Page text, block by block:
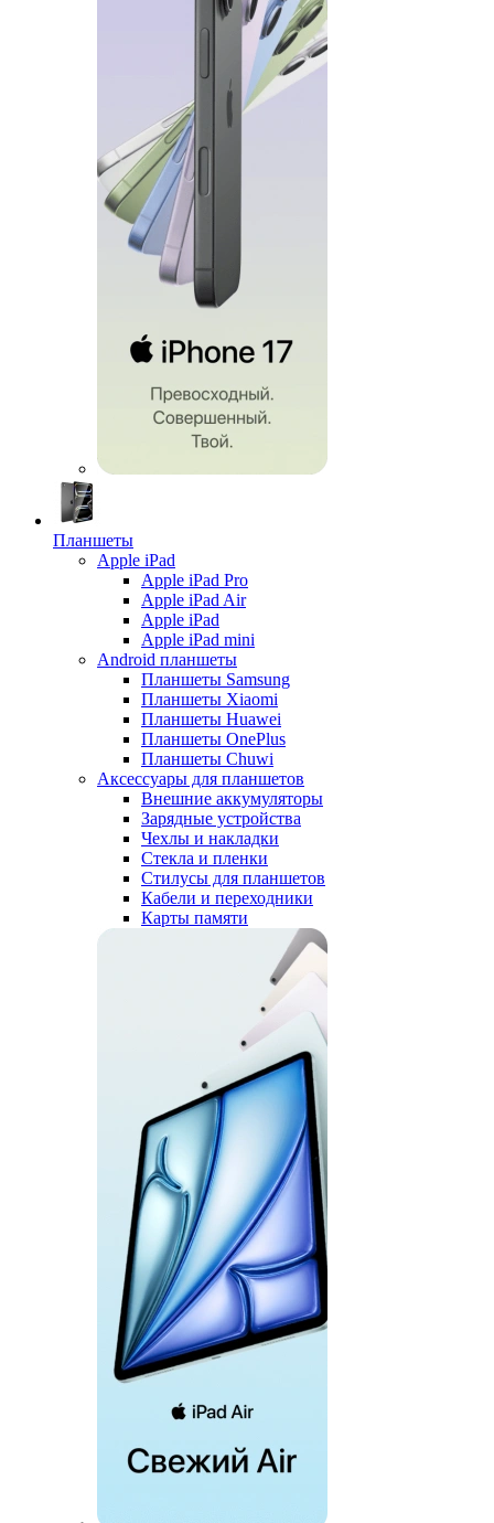
Планшеты
Apple iPad
Apple iPad Pro
Apple iPad Air
Apple iPad
Apple iPad mini
Android планшеты
Планшеты Samsung
Планшеты Xiaomi
Планшеты Huawei
Планшеты OnePlus
Планшеты Chuwi
Аксессуары для планшетов
Внешние аккумуляторы
Зарядные устройства
Чехлы и накладки
Стекла и пленки
Стилусы для планшетов
Кабели и переходники
Карты памяти